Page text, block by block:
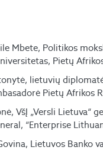
Mbete, Politikos
Pietų
lietuvių
Pietų Afrikos
VšĮ „Versli Lietuva“
“Enterprise
Lietuvos Banko